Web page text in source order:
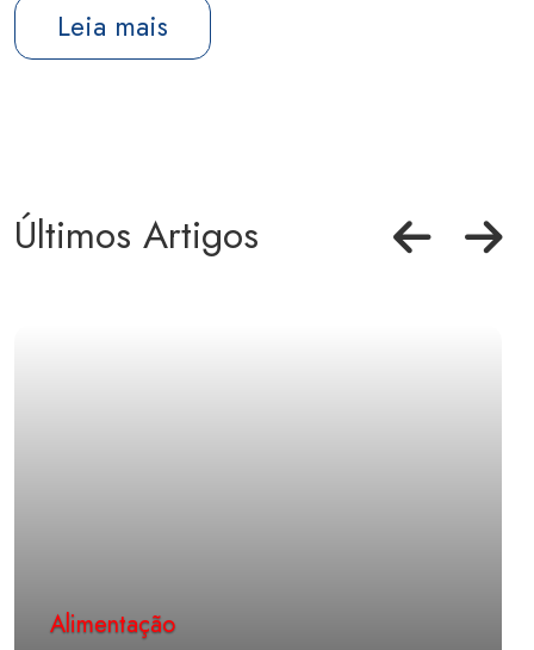
Leia mais
Últimos Artigos
Alimentação